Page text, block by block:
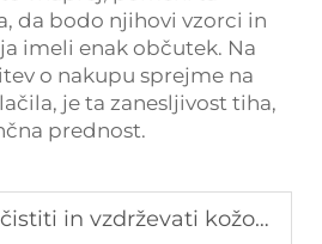
da bodo njihovi vzorci in
imeli enak občutek. Na
o nakupu sprejme na
je ta zanesljivost tiha,
prednost.
kožo za sofe, da ohrani nov videz leta?